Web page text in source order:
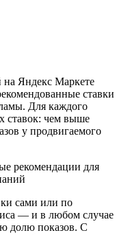
Яндекс Маркете
ставки
Для каждого
ставок: чем выше
у продвигаемого
сами или по
— и в любом случае
долю показов. С